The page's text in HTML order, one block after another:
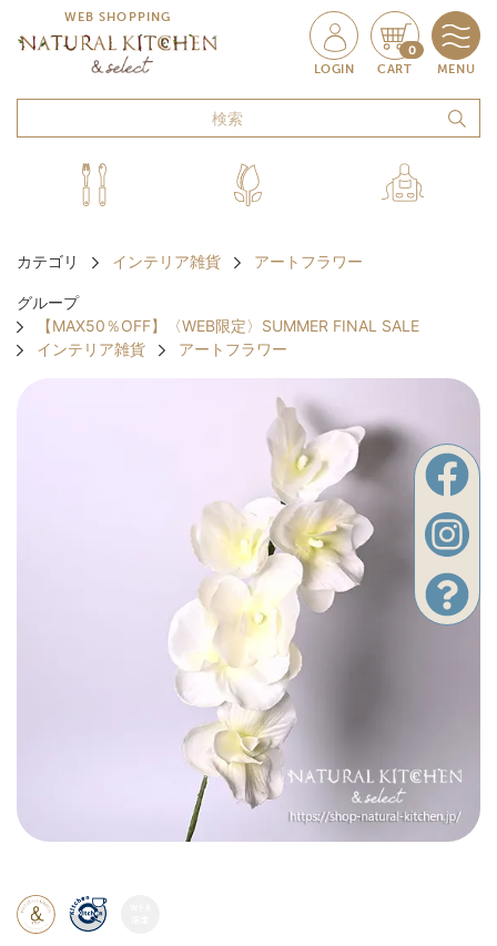
WEB SHOPPING
LOGIN
0
CART MENU
カテゴリ インテリア雑貨 アートフラワー
グループ
【MAX50％OFF】〈WEB限定〉SUMMER FINAL SALE
インテリア雑貨
アートフラワー